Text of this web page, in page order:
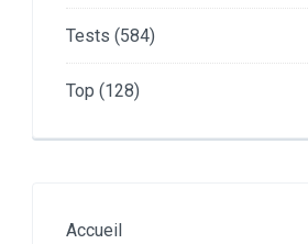
Tests (584)
Top (128)
Accueil